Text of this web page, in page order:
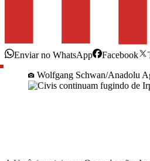
Enviar no WhatsApp Facebook
Wolfgang Schwan/Anadolu